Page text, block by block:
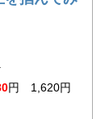
円 1,620円